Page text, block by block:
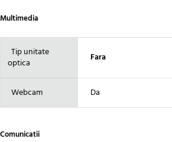
Multimedia
Tip unitate
optica
Fara
Webcam Da
Comunicatii